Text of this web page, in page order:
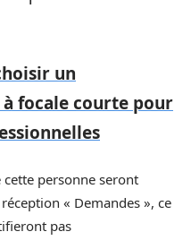
un
focale courte pour
cette personne seront
« Demandes », ce
pas